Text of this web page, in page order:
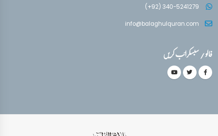
(+92) 340-5241279
info@balaghulquran.com
فالو / سبسکرائب کریں